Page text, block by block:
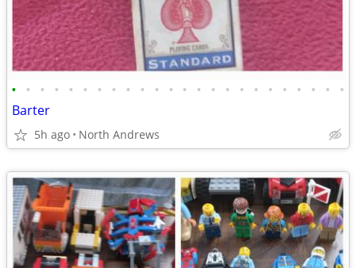
• • • • • • • • • • • • • • • • • • • • • • • •
Barter
5h ago North Andrews